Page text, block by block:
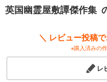
灯台」チャールズ・F・F・ウッ
英国幽霊屋敷譚傑作集
＼ レビュー投稿
※購入済みの
レ